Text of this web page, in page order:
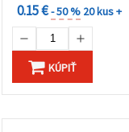
0.15 €- 50 % 20 kus +
KÚPIŤ